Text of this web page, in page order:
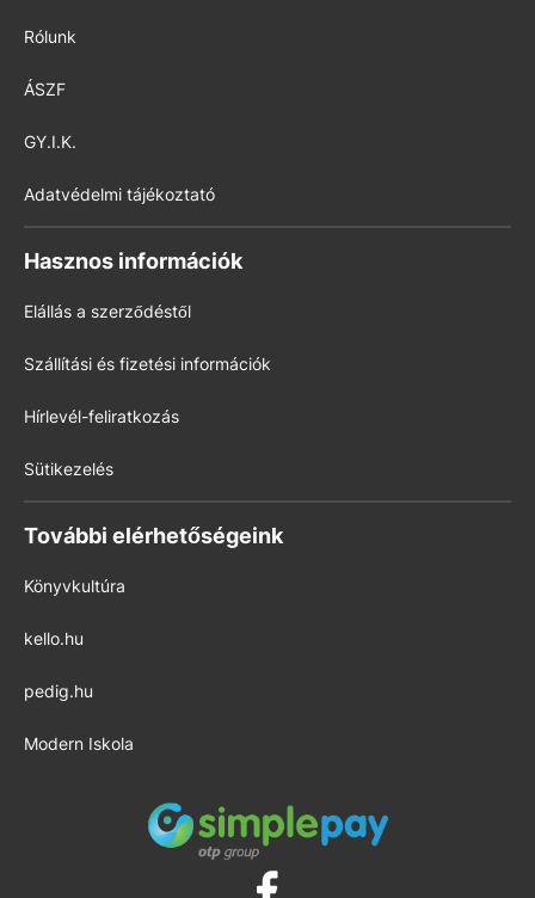
Rólunk
ÁSZF
GY.I.K.
Adatvédelmi tájékoztató
Hasznos információk
Elállás a szerződéstől
Szállítási és fizetési információk
Hírlevél-feliratkozás
Sütikezelés
További elérhetőségeink
Könyvkultúra
kello.hu
pedig.hu
Modern Iskola